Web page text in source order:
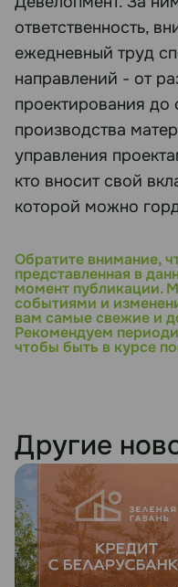
ответственность,
ежедневный труд
направлений - от
проектирования до
производства
управления
кто вносит свой
которой можно
Обратите внимание,
представленная в
момент публикации.
событиями и
вам самые свежие и
Рекомендуем
чтобы быть в курсе
Другие